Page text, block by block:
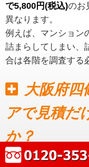
で5,800円(税込)のお
異なります。
例えば、マンション
詰まらしてしまい、
合は各階を調査する
大阪府四
アで見積だ
か？
見積もりだけでも可